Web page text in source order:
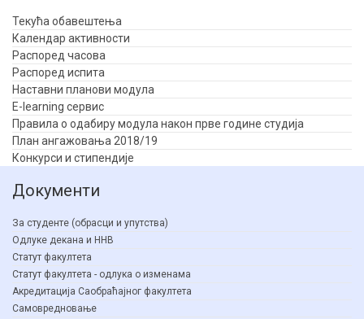
Текућа обавештења
Календар активности
Распоред часова
Распоред испита
Наставни планови модула
E-learning сервис
Правила о одабиру модула након прве године студија
План ангажовања 2018/19
Конкурси и стипендије
Документи
За студенте (обрасци и упутства)
Одлуке декана и ННВ
Статут факултета
Статут факултета - одлука о изменама
Акредитација Саобраћајног факултета
Самовредновање